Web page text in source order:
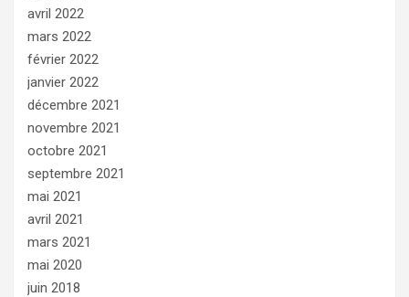
avril 2022
mars 2022
février 2022
janvier 2022
décembre 2021
novembre 2021
octobre 2021
septembre 2021
mai 2021
avril 2021
mars 2021
mai 2020
juin 2018